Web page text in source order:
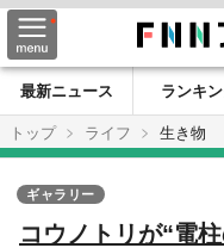
最新ニュース ランキ
トップ
ライフ 生き物
コウノトリが“電
ギャラリー